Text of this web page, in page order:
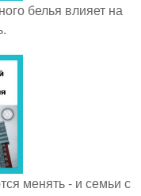
белья влияет на
менять - и семьи с